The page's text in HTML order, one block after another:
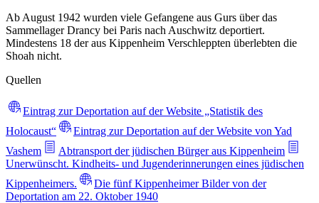
Ab August 1942 wurden viele Gefangene aus Gurs über das
Sammellager Drancy bei Paris nach Auschwitz deportiert.
Mindestens 18 der aus Kippenheim Verschleppten überlebten die
Shoah nicht.
Quellen
Eintrag zur Deportation auf der Website „Statistik des
Holocaust“
Eintrag zur Deportation auf der Website von Yad
Vashem
Abtransport der jüdischen Bürger aus Kippenheim
Unerwünscht. Kindheits- und Jugenderinnerungen eines jüdischen
Kippenheimers.
Die fünf Kippenheimer Bilder von der
Deportation am 22. Oktober 1940